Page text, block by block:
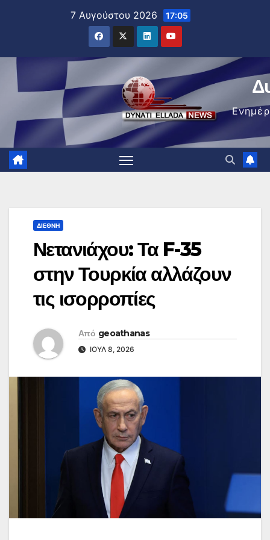
7 Αυγούστου 2026 17:05
ΔΙΕΘΝΉ
Νετανιάχου: Τα F-35
στην Τουρκία αλλάζουν
τις ισορροπίες
Από geoathanas
ΙΟΎΛ 8, 2026